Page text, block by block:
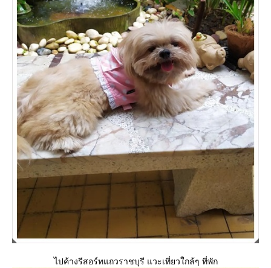
ไปค้างรีสอร์ทแถวราชบุรี แวะเที่ยวใกล้ๆ ที่พัก